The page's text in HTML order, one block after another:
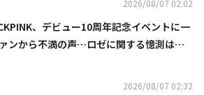
2026/08/07 02:02
、デビュー10周年記念イベントに一
ンから不満の声…ロゼに関する憶測は否
2026/08/07 02:32